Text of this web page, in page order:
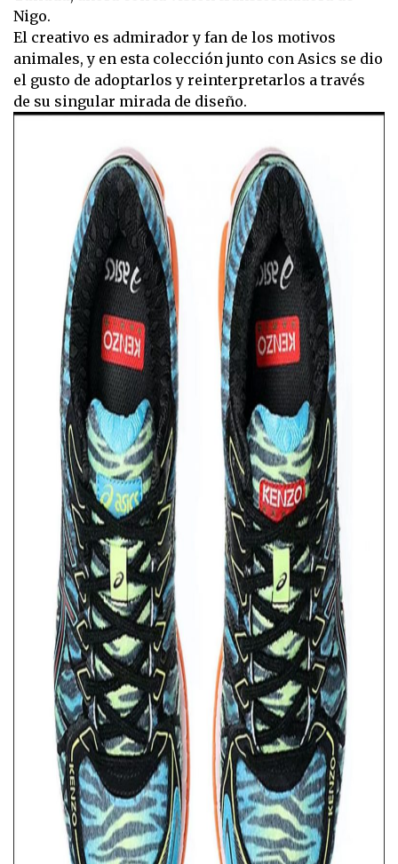
Nigo.
El creativo es admirador y fan de los motivos
animales, y en esta colección junto con Asics se dio
el gusto de adoptarlos y reinterpretarlos a través
de su singular mirada de diseño.